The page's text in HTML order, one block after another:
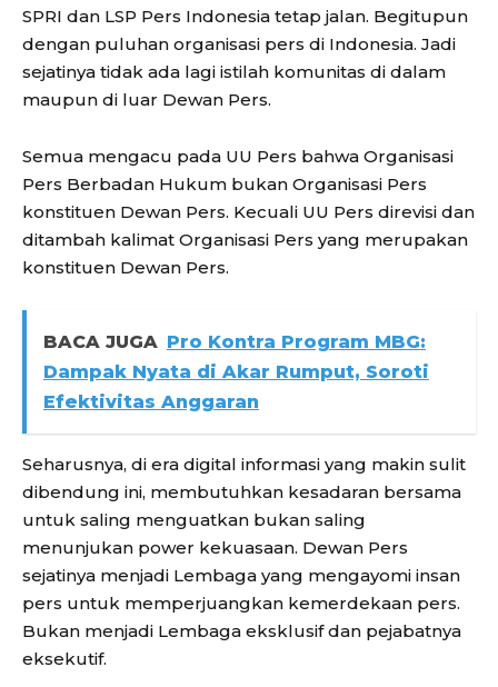
SPRI dan LSP Pers Indonesia tetap jalan. Begitupun
dengan puluhan organisasi pers di Indonesia. Jadi
sejatinya tidak ada lagi istilah komunitas di dalam
maupun di luar Dewan Pers.
Semua mengacu pada UU Pers bahwa Organisasi
Pers Berbadan Hukum bukan Organisasi Pers
konstituen Dewan Pers. Kecuali UU Pers direvisi dan
ditambah kalimat Organisasi Pers yang merupakan
konstituen Dewan Pers.
BACA JUGA Pro Kontra Program MBG:
Dampak Nyata di Akar Rumput, Soroti
Efektivitas Anggaran
Seharusnya, di era digital informasi yang makin sulit
dibendung ini, membutuhkan kesadaran bersama
untuk saling menguatkan bukan saling
menunjukan power kekuasaan. Dewan Pers
sejatinya menjadi Lembaga yang mengayomi insan
pers untuk memperjuangkan kemerdekaan pers.
Bukan menjadi Lembaga eksklusif dan pejabatnya
eksekutif.